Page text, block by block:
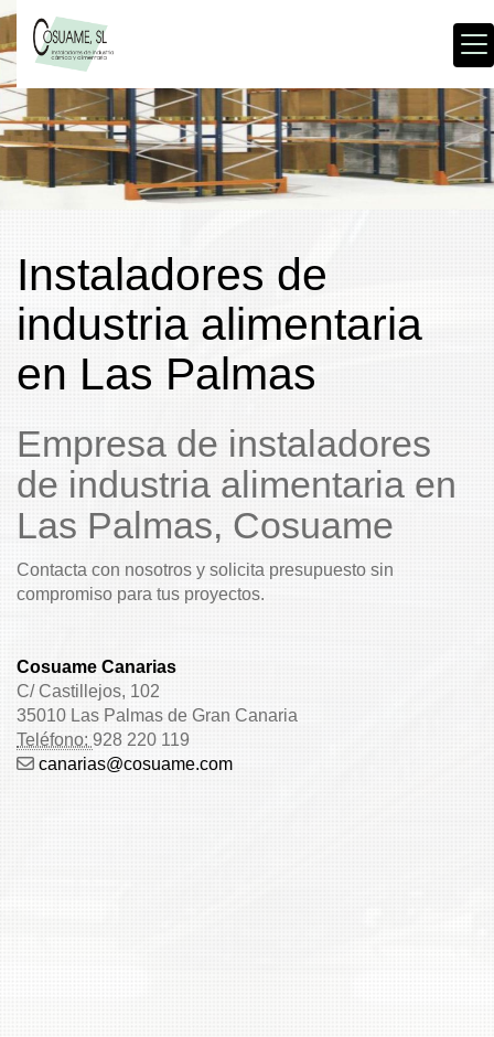
Instaladores de
industria alimentaria
en Las Palmas
Empresa de instaladores
de industria alimentaria en
Las Palmas, Cosuame
Contacta con nosotros y solicita presupuesto sin
compromiso para tus proyectos.
Cosuame Canarias
C/ Castillejos, 102
35010 Las Palmas de Gran Canaria
Teléfono: 928 220 119
canarias
cosuame.com